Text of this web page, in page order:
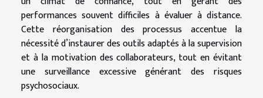
performances souvent difficiles à évaluer à distance.
Cette réorganisation des processus accentue la
nécessité d’instaurer des outils adaptés à la supervision
et à la motivation des collaborateurs, tout en évitant
une surveillance excessive générant des risques
psychosociaux.